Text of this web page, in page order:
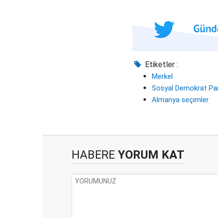
Etiketler :
Merkel
Sosyal Demokrat
Almanya seçimler
HABERE YORUM KAT